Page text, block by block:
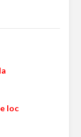
loc